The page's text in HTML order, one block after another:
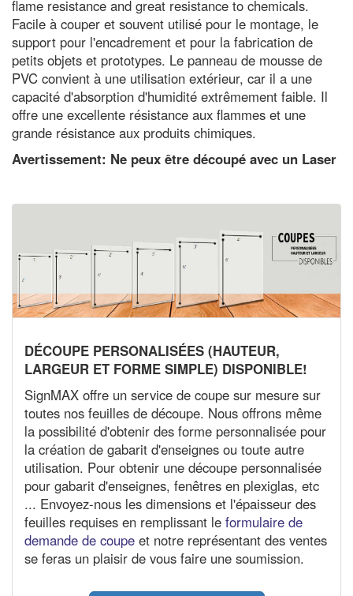
flame resistance and great resistance to chemicals.
Facile à couper et souvent utilisé pour le montage, le
support pour l'encadrement et pour la fabrication de
petits objets et prototypes. Le panneau de mousse de
PVC convient à une utilisation extérieur, car il a une
capacité d'absorption d'humidité extrêmement faible. Il
offre une excellente résistance aux flammes et une
grande résistance aux produits chimiques.
Avertissement: Ne peux être découpé avec un Laser
DÉCOUPE PERSONALISÉES (HAUTEUR,
LARGEUR ET FORME SIMPLE) DISPONIBLE!
SignMAX offre un service de coupe sur mesure sur
toutes nos feuilles de découpe. Nous offrons même
la possibilité d'obtenir des forme personnalisée pour
la création de gabarit d'enseignes ou toute autre
utilisation. Pour obtenir une découpe personnalisée
pour gabarit d'enseignes, fenêtres en plexiglas, etc
... Envoyez-nous les dimensions et l'épaisseur des
feuilles requises en remplissant le formulaire de
demande de coupe et notre représentant des ventes
se feras un plaisir de vous faire une soumission.